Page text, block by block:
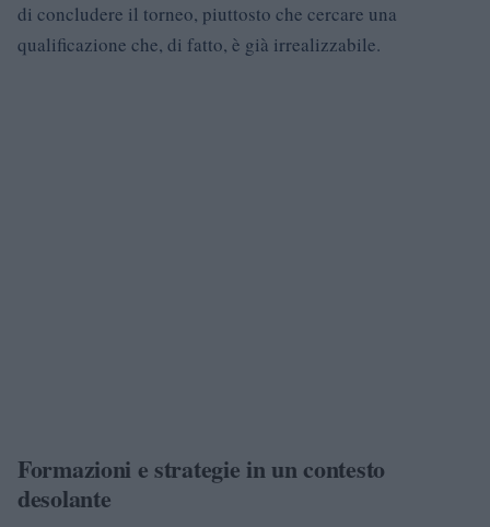
di concludere il torneo, piuttosto che cercare una
qualificazione che, di fatto, è già irrealizzabile.
Formazioni e strategie in un contesto
desolante